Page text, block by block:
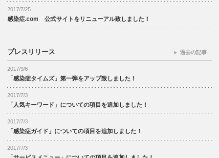
2017/7/25
感染症.com 公式サイトをリニューアル致しました！
プレスリリース
2017/9/6
「感染症タイムズ」第一弾をアップ致しました！
2017/7/3
「人気キーワード」についての項目を追加しました！
2017/7/3
「感染症ガイド」についての項目を追加しました！
2017/7/3
過去の記事